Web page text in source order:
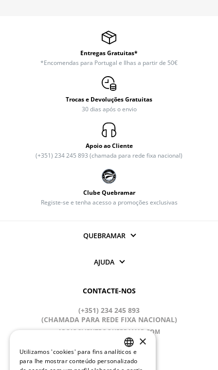
Entregas Gratuitas*
*Encomendas para Portugal e Ilhas a partir de 50€
Trocas e Devoluções Gratuitas
30 dias após o envio
Apoio ao Cliente
(+351) 234 245 893 (chamada para rede fixa nacional)
Clube Quebramar
Registe-se e tenha acesso a promoções exclusivas
QUEBRAMAR
AJUDA
CONTACTE-NOS
(+351) 234 245 893
(CHAMADA PARA REDE FIXA NACIONAL)
APOIOCLIENTE@QUEBRAMAR.COM
9:00 - 13:00; 14:00 - 18:00 (GMT)
PORTUGUESE
×
Utilizamos 'cookies' para fins analíticos e
para lhe mostrar conteúdo personalizado